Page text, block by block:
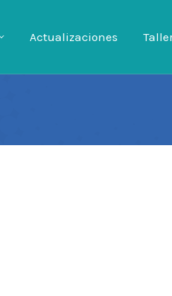
Actualizaciones
Actualizaciones